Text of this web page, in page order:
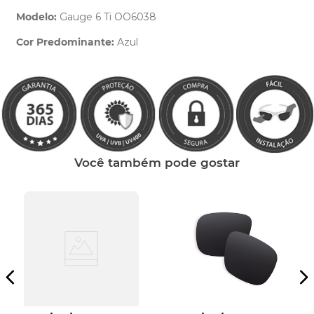
Modelo: Gauge 6 Ti OO6038
Cor Predominante: Azul
Você também pode gostar